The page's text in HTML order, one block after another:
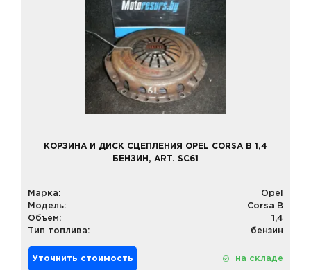
КОРЗИНА И ДИСК СЦЕПЛЕНИЯ OPEL CORSA B 1,4
БЕНЗИН, ART. SC61
Марка:
Opel
Модель:
Corsa B
Объем:
1,4
Тип топлива:
бензин
Уточнить стоимость на складе